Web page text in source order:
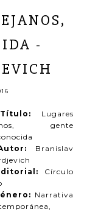
-
Lugares
gente
Branislav
Círculo
Narrativa